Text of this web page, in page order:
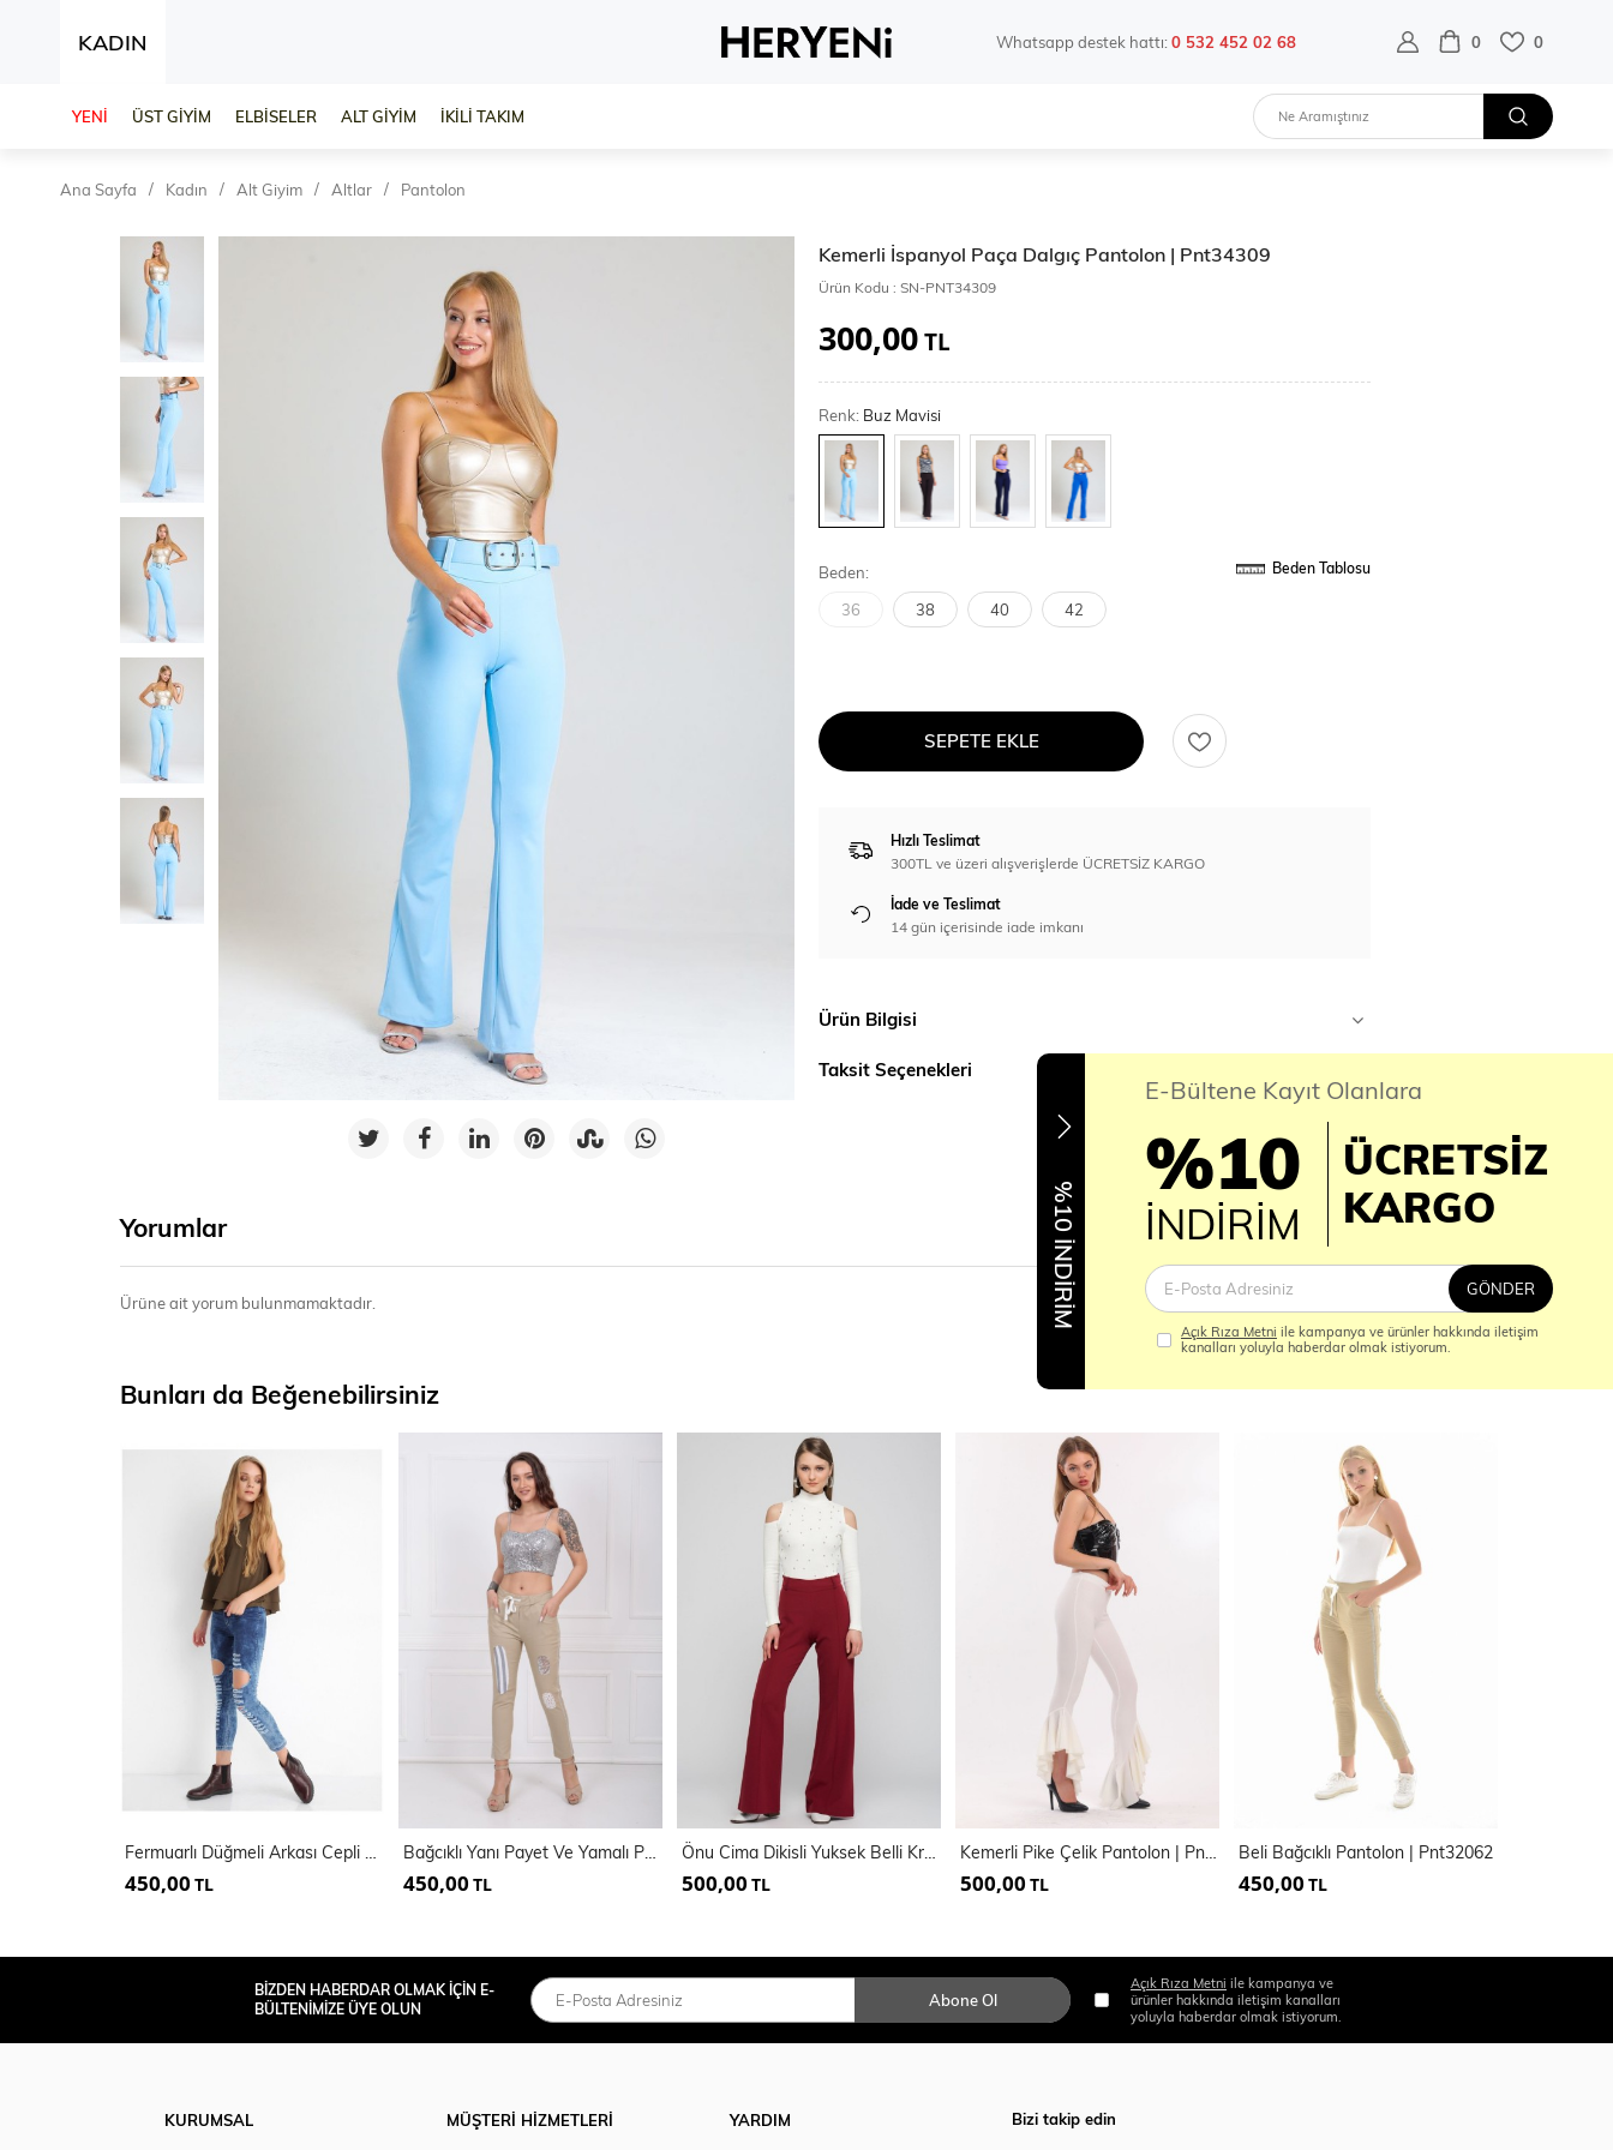
KADIN Whatsapp destek hattı:0 532 452 02 68 0 0
YENİ ÜST GİYİM ELBİSELER ALT GİYİM İKİLİ TAKIM
Ana Sayfa Kadın Alt Giyim Altlar Pantolon
Kemerli İspanyol Paça Dalgıç Pantolon | Pnt34309
Ürün Kodu : SN-PNT34309
300,00TL
Renk: Buz Mavisi
Beden: Beden Tablosu
36 38 40 42
SEPETE EKLE
Hızlı Teslimat
300TL ve üzeri alışverişlerde ÜCRETSİZ KARGO
İade ve Teslimat
14 gün içerisinde iade imkanı
Ürün Bilgisi
Taksit Seçenekleri
Yorumlar
Ürüne ait yorum bulunmamaktadır.
Bunları da Beğenebilirsiniz
Fermuarlı Düğmeli Arkası Cepli Kot Pantolon
450,00 TL
Bağcıklı Yanı Payet Ve Yamalı Pantolon Pnt32061
450,00 TL
Önu Cima Dikisli Yuksek Belli Krep Pantolon | Pnt31041
500,00 TL
Kemerli Pike Çelik Pantolon | Pnt32698
500,00 TL
Beli Bağcıklı Pantolon | Pnt32062
450,00 TL
%10 İNDİRİM
E-Bültene Kayıt Olanlara
%10
İNDİRİM
ÜCRETSİZ
KARGO
GÖNDER
Açık Rıza Metni ile kampanya ve ürünler hakkında iletişim
kanalları yoluyla haberdar olmak istiyorum.
BİZDEN HABERDAR OLMAK İÇİN E-
BÜLTENİMİZE ÜYE OLUN
Abone Ol
Açık Rıza Metni ile kampanya ve
ürünler hakkında iletişim kanalları
yoluyla haberdar olmak istiyorum.
KURUMSAL
MÜŞTERİ HİZMETLERİ
YARDIM
Bizi takip edin